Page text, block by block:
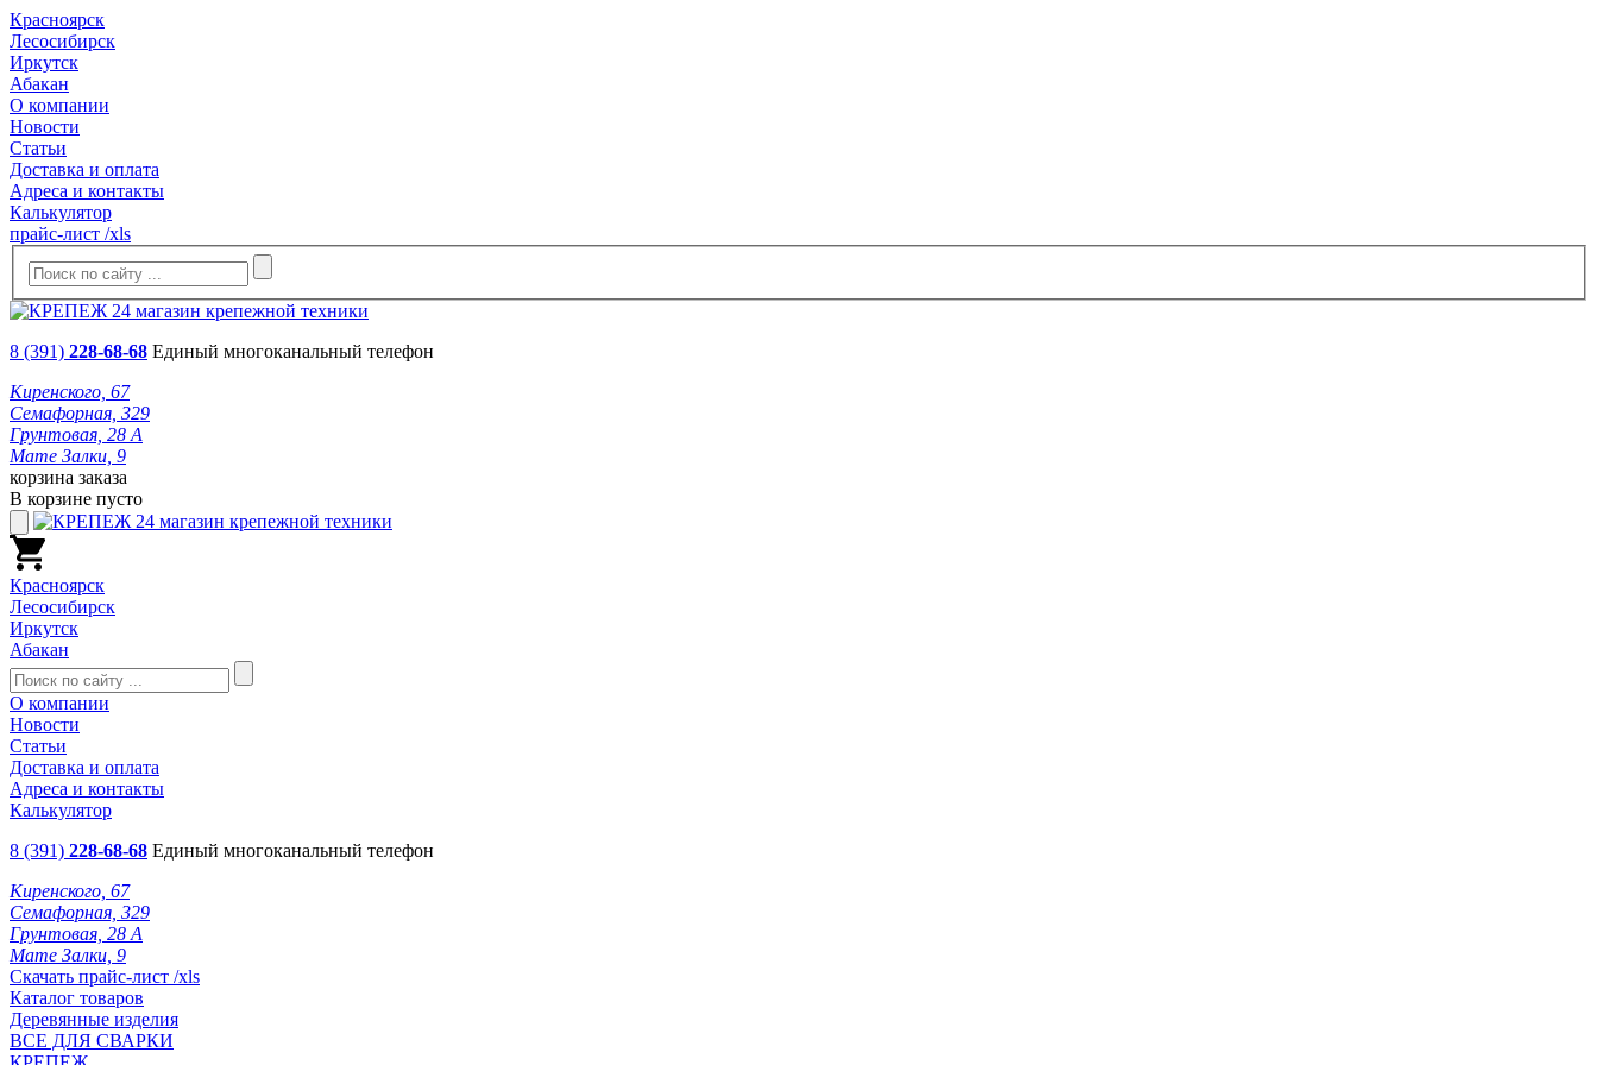
Красноярск
Лесосибирск
Иркутск
Абакан
О компании
Новости
Статьи
Доставка и оплата
Адреса и контакты
Калькулятор
прайс-лист /xls
8 (391) 228-68-68 Единый многоканальный телефон
Киренского, 67
Семафорная, 329
Грунтовая, 28 А
Мате Залки, 9
корзина заказа
В корзине пусто
Красноярск
Лесосибирск
Иркутск
Абакан
О компании
Новости
Статьи
Доставка и оплата
Адреса и контакты
Калькулятор
8 (391) 228-68-68 Единый многоканальный телефон
Киренского, 67
Семафорная, 329
Грунтовая, 28 А
Мате Залки, 9
Скачать прайс-лист /xls
Каталог товаров
Деревянные изделия
ВСЕ ДЛЯ СВАРКИ